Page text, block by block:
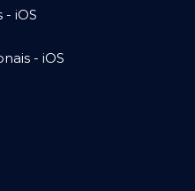
- iOS
- iOS